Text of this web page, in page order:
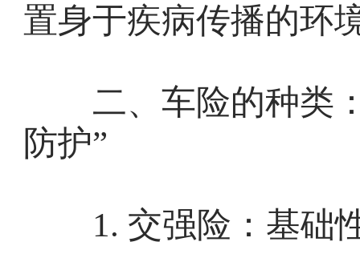
置身于疾病传播的环
二、车险的种类：
防护”
1. 交强险：基础性